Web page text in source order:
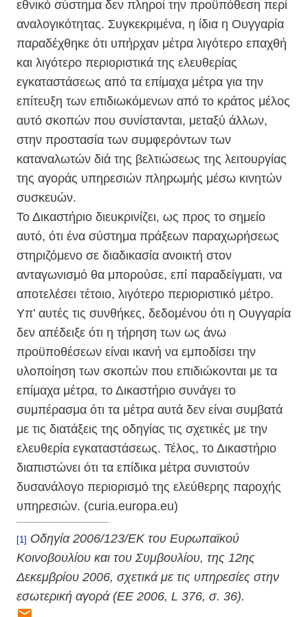
εθνικό σύστημα δεν πληροί την προϋπόθεση περί
αναλογικότητας. Συγκεκριμένα, η ίδια η Ουγγαρία
παραδέχθηκε ότι υπήρχαν μέτρα λιγότερο επαχθή
και λιγότερο περιοριστικά της ελευθερίας
εγκαταστάσεως από τα επίμαχα μέτρα για την
επίτευξη των επιδιωκόμενων από το κράτος μέλος
αυτό σκοπών που συνίστανται, μεταξύ άλλων,
στην προστασία των συμφερόντων των
καταναλωτών διά της βελτιώσεως της λειτουργίας
της αγοράς υπηρεσιών πληρωμής μέσω κινητών
συσκευών.
Το Δικαστήριο διευκρινίζει, ως προς το σημείο
αυτό, ότι ένα σύστημα πράξεων παραχωρήσεως
στηριζόμενο σε διαδικασία ανοικτή στον
ανταγωνισμό θα μπορούσε, επί παραδείγματι, να
αποτελέσει τέτοιο, λιγότερο περιοριστικό μέτρο.
Υπ’ αυτές τις συνθήκες, δεδομένου ότι η Ουγγαρία
δεν απέδειξε ότι η τήρηση των ως άνω
προϋποθέσεων είναι ικανή να εμποδίσει την
υλοποίηση των σκοπών που επιδιώκονται με τα
επίμαχα μέτρα, το Δικαστήριο συνάγει το
συμπέρασμα ότι τα μέτρα αυτά δεν είναι συμβατά
με τις διατάξεις της οδηγίας τις σχετικές με την
ελευθερία εγκαταστάσεως. Τέλος, το Δικαστήριο
διαπιστώνει ότι τα επίδικα μέτρα συνιστούν
δυσανάλογο περιορισμό της ελεύθερης παροχής
υπηρεσιών. (curia.europa.eu)
[1] Οδηγία 2006/123/ΕΚ του Ευρωπαϊκού
Κοινοβουλίου και του Συμβουλίου, της 12ης
Δεκεμβρίου 2006, σχετικά με τις υπηρεσίες στην
εσωτερική αγορά (EE 2006, L 376, σ. 36).